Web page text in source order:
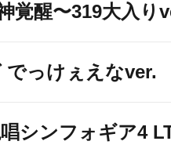
覚醒〜319大入り
っけぇえなver.
シンフォギア4